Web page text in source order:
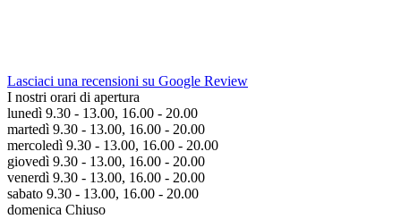
Lasciaci una recensioni su Google Review
I nostri orari di apertura
lunedì 9.30 - 13.00, 16.00 - 20.00
martedì 9.30 - 13.00, 16.00 - 20.00
mercoledì 9.30 - 13.00, 16.00 - 20.00
giovedì 9.30 - 13.00, 16.00 - 20.00
venerdì 9.30 - 13.00, 16.00 - 20.00
sabato 9.30 - 13.00, 16.00 - 20.00
domenica Chiuso